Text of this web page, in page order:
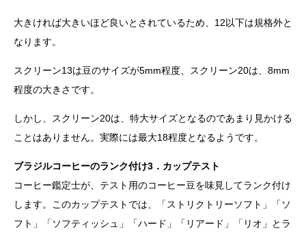
大きければ大きいほど良いとされているため、12以下は規格外と
なります。
スクリーン13は豆のサイズが5mm程度、スクリーン20は、8mm
程度の大きさです。
しかし、スクリーン20は、特大サイズとなるのであまり見かける
ことはありません。実際には最大18程度となるようです。
ブラジルコーヒーのランク付け3．カップテスト
コーヒー鑑定士が、テスト用のコーヒー豆を味見してランク付け
します。このカップテストでは、「ストリクトリーソフト」「ソ
フト」「ソフティッシュ」「ハード」「リアード」「リオ」とラ